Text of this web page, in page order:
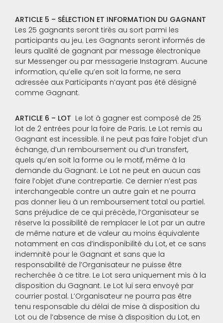
ARTICLE 5 – SÉLECTION ET INFORMATION DU GAGNANT
Les 25 gagnants seront tirés au sort parmi les
participants au jeu. Les Gagnants seront informés de
leurs qualité de gagnant par message électronique
sur Messenger ou par messagerie Instagram. Aucune
information, qu’elle qu’en soit la forme, ne sera
adressée aux Participants n’ayant pas été désigné
comme Gagnant.
ARTICLE 6 – LOT Le lot à gagner est composé de 25
lot de 2 entrées pour la foire de Paris. Le Lot remis au
Gagnant est incessible. Il ne peut pas faire l’objet d’un
échange, d’un remboursement ou d’un transfert,
quels qu’en soit la forme ou le motif, même à la
demande du Gagnant. Le Lot ne peut en aucun cas
faire l’objet d’une contrepartie. Ce dernier n’est pas
interchangeable contre un autre gain et ne pourra
pas donner lieu à un remboursement total ou partiel.
Sans préjudice de ce qui précède, l’Organisateur se
réserve la possibilité de remplacer le Lot par un autre
de même nature et de valeur au moins équivalente
notamment en cas d’indisponibilité du Lot, et ce sans
indemnité pour le Gagnant et sans que la
responsabilité de l’Organisateur ne puisse être
recherchée à ce titre. Le Lot sera uniquement mis à la
disposition du Gagnant. Le Lot lui sera envoyé par
courrier postal. L’Organisateur ne pourra pas être
tenu responsable du délai de mise à disposition du
Lot ou de l’absence de mise à disposition du Lot, en